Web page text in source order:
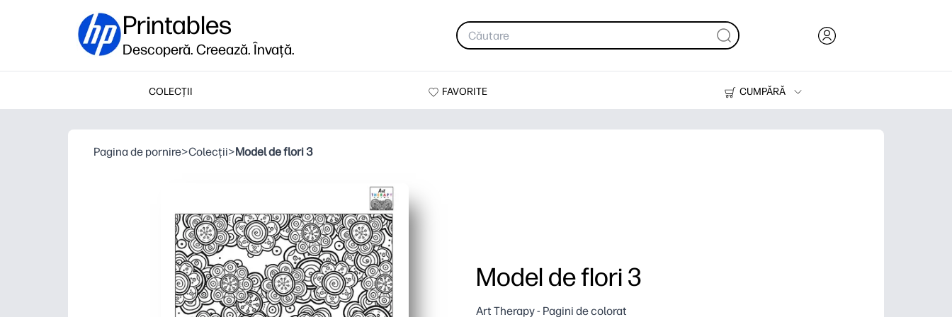
Printables
Descoperă. Creează. Învață.
COLECȚII FAVORITE
CUMPĂRĂ
Imprimante
Pagina de pornire>Colecții>Model de flori 3
Model de flori 3
Art Therapy - Pagini de colorat